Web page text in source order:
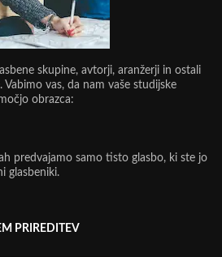
skupine, avtorji, aranžerji in ostali
Vabimo vas, da nam vaše studijske
obrazca:
predvajamo samo tisto glasbo, ki ste jo
glasbeniki.
PRIREDITEV